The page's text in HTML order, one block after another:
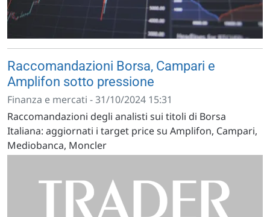
Raccomandazioni Borsa, Campari e
Amplifon sotto pressione
Finanza e mercati - 31/10/2024 15:31
Raccomandazioni degli analisti sui titoli di Borsa
Italiana: aggiornati i target price su Amplifon, Campari,
Mediobanca, Moncler